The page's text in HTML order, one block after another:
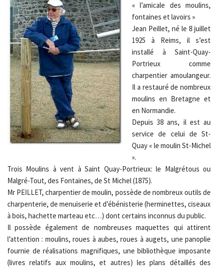
« l’amicale des moulins,
fontaines et lavoirs »
Jean Peillet, né le 8 juillet
1925 à Reims, il s’est
installé à Saint-Quay-
Portrieux comme
charpentier amoulangeur.
Il a restauré de nombreux
moulins en Bretagne et
en Normandie.
Depuis 38 ans, il est au
service de celui de St-
Quay « le moulin St-Michel
».
Trois Moulins à vent à Saint Quay-Portrieux: le Malgrétous ou
Malgré-Tout, des Fontaines, de St Michel (1875).
Mr PEILLET, charpentier de moulin, possède de nombreux outils de
charpenterie, de menuiserie et d’ébénisterie (herminettes, ciseaux
à bois, hachette marteau etc…) dont certains inconnus du public.
Il possède également de nombreuses maquettes qui attirent
l’attention : moulins, roues à aubes, roues à augets, une panoplie
fournie de réalisations magnifiques, une bibliothèque imposante
(livres relatifs aux moulins, et autres) les plans détaillés des